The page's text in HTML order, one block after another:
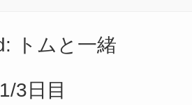
トムと一緒
3日目